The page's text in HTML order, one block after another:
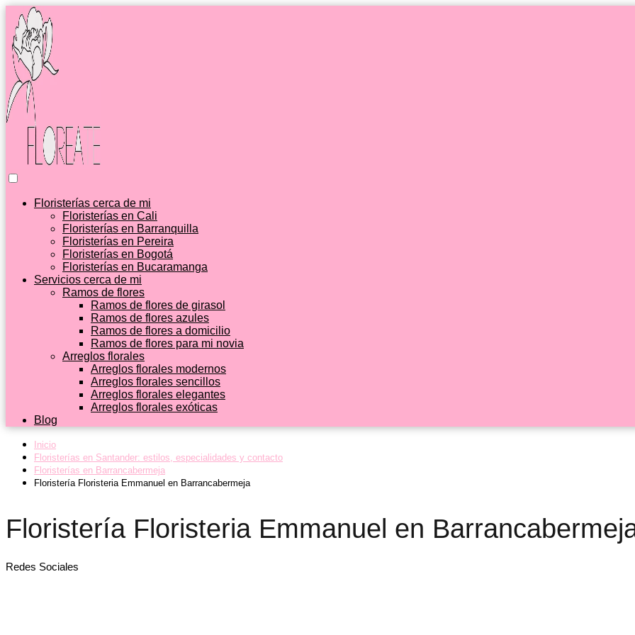
Floristerías cerca de mi
Floristerías en Cali
Floristerías en Barranquilla
Floristerías en Pereira
Floristerías en Bogotá
Floristerías en Bucaramanga
Servicios cerca de mi
Ramos de flores
Ramos de flores de girasol
Ramos de flores azules
Ramos de flores a domicilio
Ramos de flores para mi novia
Arreglos florales
Arreglos florales modernos
Arreglos florales sencillos
Arreglos florales elegantes
Arreglos florales exóticas
Blog
Inicio
Floristerías en Santander: estilos, especialidades y contacto
Floristerías en Barrancabermeja
Floristería Floristeria Emmanuel en Barrancabermeja
Floristería Floristeria Emmanuel en
Redes Sociales